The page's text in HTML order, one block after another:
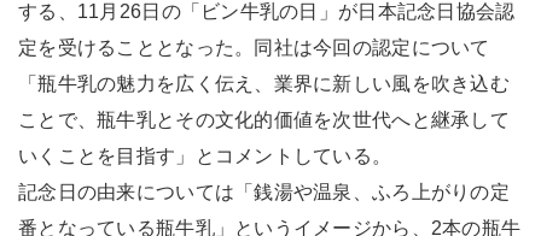
する、11月26日の「ビン牛乳の日」が日本記念日協会認
定を受けることとなった。同社は今回の認定について
「瓶牛乳の魅力を広く伝え、業界に新しい風を吹き込む
ことで、瓶牛乳とその文化的価値を次世代へと継承して
いくことを目指す」とコメントしている。
記念日の由来については「銭湯や温泉、ふろ上がりの定
番となっている瓶牛乳」というイメージから、2本の瓶牛